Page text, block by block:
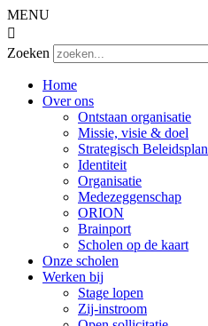
MENU

Zoeken
Home
Over ons
Ontstaan organisatie
Missie, visie & doel
Strategisch Beleidsplan
Identiteit
Organisatie
Medezeggenschap
ORION
Brainport
Scholen op de kaart
Onze scholen
Werken bij
Stage lopen
Zij-instroom